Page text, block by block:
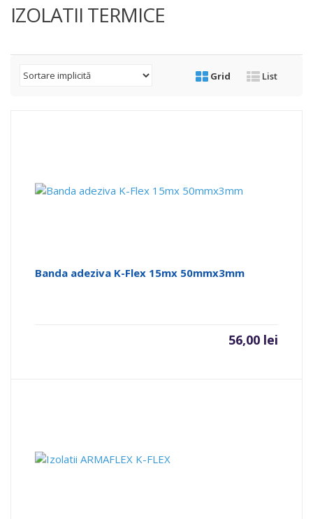
IZOLATII TERMICE
Grid List
Banda adeziva K-Flex 15mx 50mmx3mm
56,00 lei